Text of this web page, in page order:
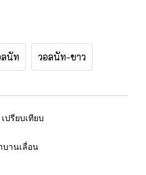
ลนัท วอลนัท-ขาว
เปรียบเทียบ
บานเลื่อน